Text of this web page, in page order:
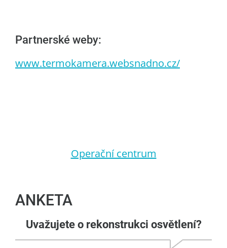
Partnerské weby:
www.termokamera.websnadno.cz/
Operační centrum
ANKETA
Uvažujete o rekonstrukci osvětlení?